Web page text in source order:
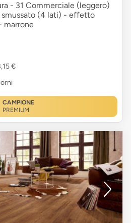
- 31 Commerciale (leggero)
(4 lati) - effetto
marrone
€
CAMPIONE
PREMIUM